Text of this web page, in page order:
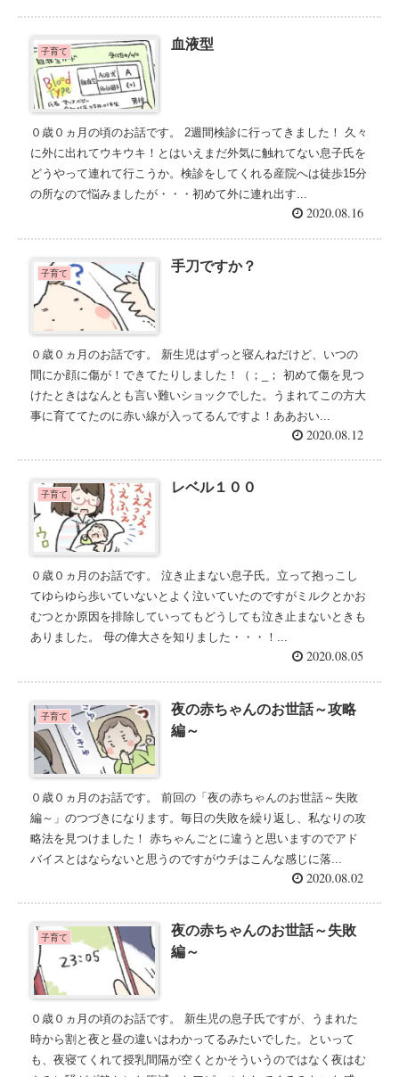
子育て 血液型
０歳０ヵ月の頃のお話です。 2週間検診に行ってきました！ 久々
に外に出れてウキウキ！とはいえまだ外気に触れてない息子氏を
どうやって連れて行こうか。検診をしてくれる産院へは徒歩15分
の所なので悩みましたが・・・初めて外に連れ出す...
2020.08.16
子育て 手刀ですか？
０歳０ヵ月のお話です。 新生児はずっと寝んねだけど、いつの
間にか顔に傷が！できてたりしました！（；_； 初めて傷を見つ
けたときはなんとも言い難いショックでした。うまれてこの方大
事に育ててたのに赤い線が入ってるんですよ！ああおい...
2020.08.12
子育て レベル１００
０歳０ヵ月のお話です。 泣き止まない息子氏。立って抱っこし
てゆらゆら歩いていないとよく泣いていたのですがミルクとかお
むつとか原因を排除していってもどうしても泣き止まないときも
ありました。 母の偉大さを知りました・・・！...
2020.08.05
子育て
夜の赤ちゃんのお世話～攻略
編～
０歳０ヵ月のお話です。 前回の「夜の赤ちゃんのお世話～失敗
編～」のつづきになります。毎日の失敗を繰り返し、私なりの攻
略法を見つけました！ 赤ちゃんごとに違うと思いますのでアド
バイスとはならないと思うのですがウチはこんな感じに落...
2020.08.02
子育て
夜の赤ちゃんのお世話～失敗
編～
０歳０ヵ月の頃のお話です。 新生児の息子氏ですが、うまれた
時から割と夜と昼の違いはわかってるみたいでした。といって
も、夜寝てくれて授乳間隔が空くとかそういうのではなく夜はむ